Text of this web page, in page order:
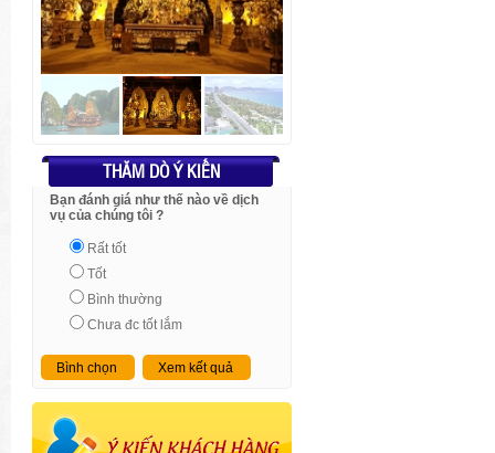
THĂM DÒ Ý KIẾN
Bạn đánh giá như thế nào về dịch
vụ của chúng tôi ?
Rất tốt
Tốt
Bình thường
Chưa đc tốt lắm
Bình chọn Xem kết quả